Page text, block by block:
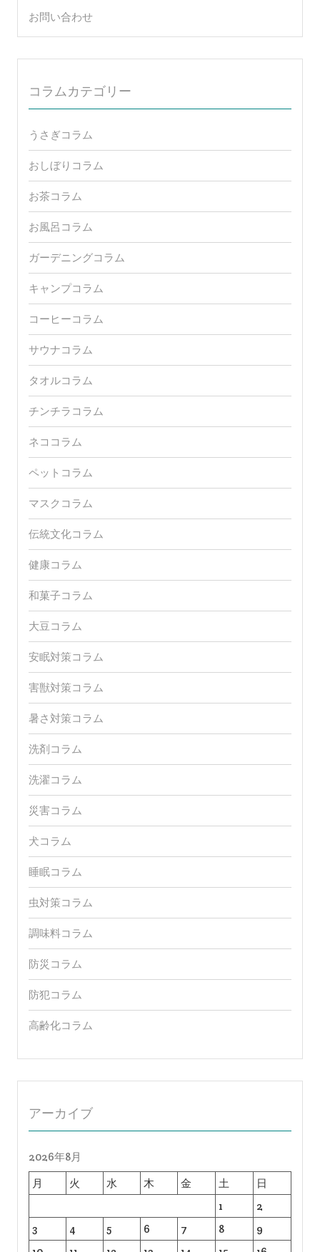
お問い合わせ
コラムカテゴリー
うさぎコラム
おしぼりコラム
お茶コラム
お風呂コラム
ガーデニングコラム
キャンプコラム
コーヒーコラム
サウナコラム
タオルコラム
チンチラコラム
ネココラム
ペットコラム
マスクコラム
伝統文化コラム
健康コラム
和菓子コラム
大豆コラム
安眠対策コラム
害獣対策コラム
暑さ対策コラム
洗剤コラム
洗濯コラム
災害コラム
犬コラム
睡眠コラム
虫対策コラム
調味料コラム
防災コラム
防犯コラム
高齢化コラム
アーカイブ
2026年8月
月
火 水 木 金 土
日
1
2
3
4 5 6 7 8
9